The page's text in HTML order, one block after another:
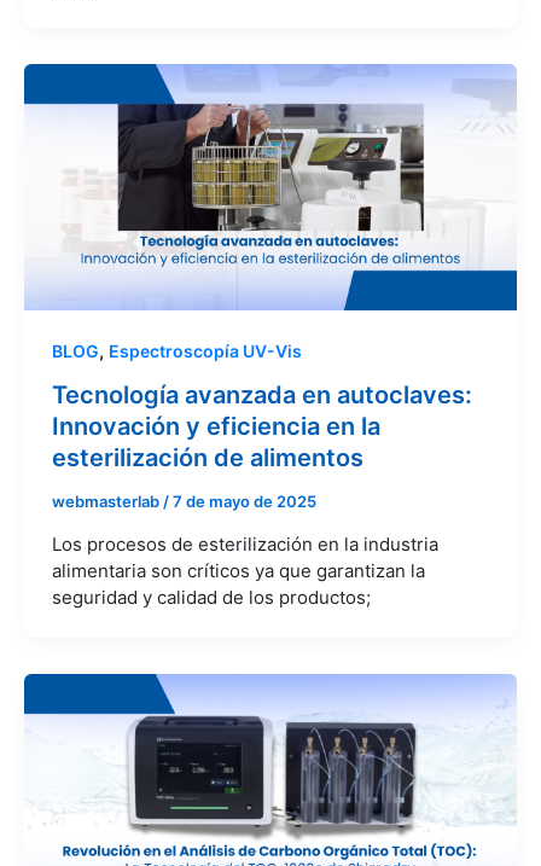
BLOG, Espectroscopía UV-Vis
Tecnología avanzada en autoclaves:
Innovación y eficiencia en la
esterilización de alimentos
webmasterlab /7 de mayo de 2025
Los procesos de esterilización en la industria
alimentaria son críticos ya que garantizan la
seguridad y calidad de los productos;